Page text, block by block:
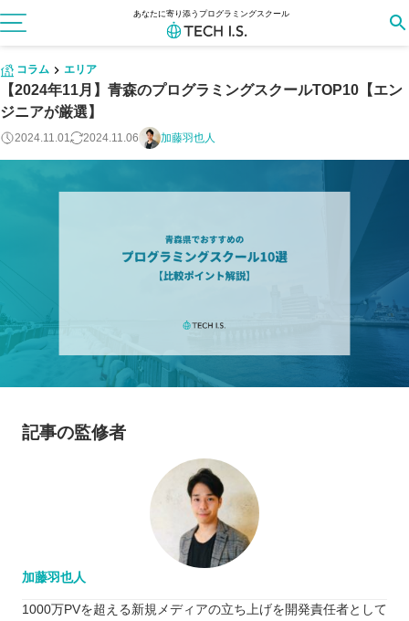
あなたに寄り添うプログラミングスクール
コラム エリア
【2024年11月】青森のプログラミングスクールTOP10【エン
ジニアが厳選】
2024.11.01 2024.11.06 加藤羽也人
記事の監修者
加藤羽也人
1000万PVを超える新規メディアの立ち上げを開発責任者として